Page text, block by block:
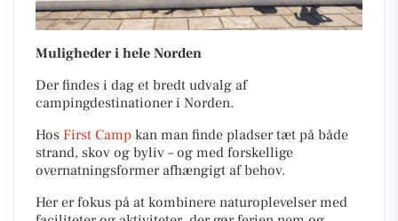
Muligheder i hele Norden
Der findes i dag et bredt udvalg af
campingdestinationer i Norden.
Hos First Camp kan man finde pladser tæt på både
strand, skov og byliv – og med forskellige
overnatningsformer afhængigt af behov.
Her er fokus på at kombinere naturoplevelser med